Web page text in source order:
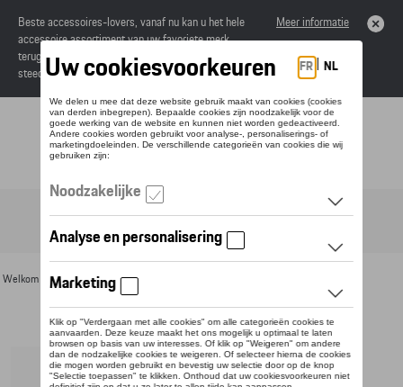
Beste accessoires-lovers, vanaf nu kan u het hele
accessoire assortiment van uw favoriete merk
terugvinden in de online catalogus. Deze kunnen
steeds besteld worden via uw dealer.
Meer informatie
Toggle navigation
Welkom >Voor u >Bagage >